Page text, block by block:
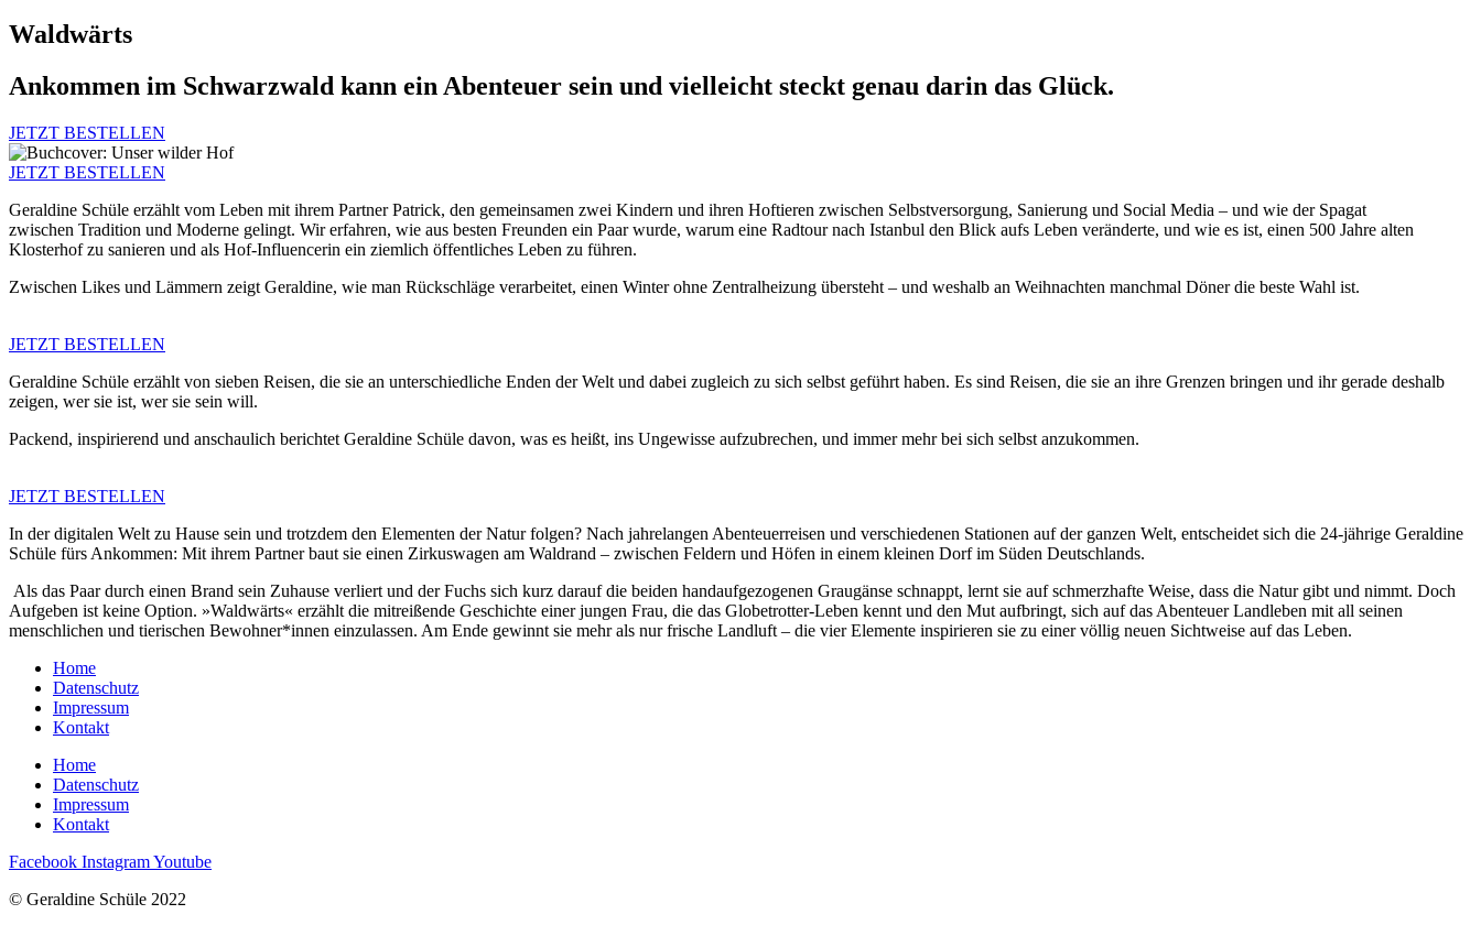
Waldwärts
Ankommen im Schwarzwald kann ein Abenteuer sein und vielleicht steckt genau darin das Glück.
JETZT BESTELLEN
JETZT BESTELLEN
Geraldine Schüle erzählt vom Leben mit ihrem Partner Patrick, den gemeinsamen zwei Kindern und ihren Hoftieren zwischen Selbstversorgung, Sanierung und Social Media – und wie der Spagat
zwischen Tradition und Moderne gelingt. Wir erfahren, wie aus besten Freunden ein Paar wurde, warum eine Radtour nach Istanbul den Blick aufs Leben veränderte, und wie es ist, einen 500 Jahre alten
Klosterhofzu sanieren und als Hof-Influencerin ein ziemlich öffentliches Leben zu führen.
Zwischen Likes und Lämmern zeigt Geraldine, wie man Rückschläge verarbeitet, einen Winter ohne Zentralheizung übersteht – und weshalb an Weihnachten manchmal Döner die beste Wahl ist.
JETZT BESTELLEN
Geraldine Schüle erzählt von sieben Reisen, die sie an unterschiedliche Enden der Welt und dabei zugleich zu sich selbst geführt haben. Es sind Reisen, die sie an ihre Grenzen bringen und ihr gerade deshalb
zeigen, wer sie ist, wer sie sein will.
Packend, inspirierend und anschaulich berichtet Geraldine Schüle davon, was es heißt, ins Ungewisse aufzubrechen, und immer mehr bei sich selbst anzukommen.
JETZT BESTELLEN
In der digitalen Welt zu Hause sein und trotzdem den Elementen der Natur folgen? Nach jahrelangen Abenteuerreisen und verschiedenen Stationen auf der ganzen Welt, entscheidet sich die 24-jährige Geraldine
Schüle fürs Ankommen: Mit ihrem Partner baut sie einen Zirkuswagen am Waldrand – zwischen Feldern und Höfen in einem kleinen Dorf im Süden Deutschlands.
Als das Paar durch einen Brand sein Zuhause verliert und der Fuchs sich kurz darauf die beiden handaufgezogenen Graugänse schnappt, lernt sie auf schmerzhafte Weise, dass die Natur gibt und nimmt. Doch
Aufgeben ist keine Option. »Waldwärts« erzählt die mitreißende Geschichte einer jungen Frau, die das Globetrotter-Leben kennt und den Mut aufbringt, sich auf das Abenteuer Landleben mit all seinen
menschlichen und tierischen Bewohner*innen einzulassen. Am Ende gewinnt sie mehr als nur frische Landluft – die vier Elemente inspirieren sie zu einer völlig neuen Sichtweise auf das Leben.
Home
Datenschutz
Impressum
Kontakt
Home
Datenschutz
Impressum
Kontakt
Facebook InstagramYoutube
© Geraldine Schüle 2022